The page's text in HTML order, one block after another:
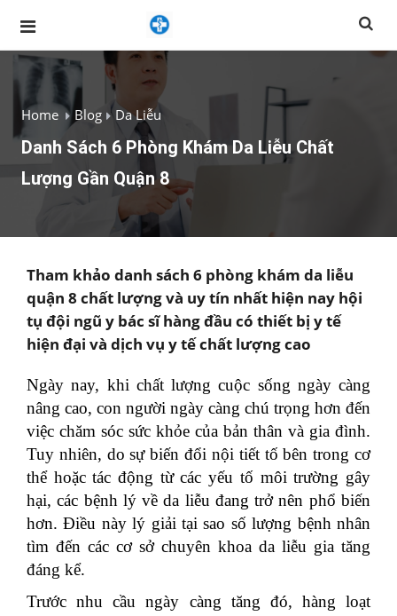
Home Blog Da Liễu
Danh Sách 6 Phòng Khám Da Liễu Chất
Lượng Gần Quận 8
Tham khảo danh sách 6 phòng khám da liễu
quận 8 chất lượng và uy tín nhất hiện nay hội
tụ đội ngũ y bác sĩ hàng đầu có thiết bị y tế
hiện đại và dịch vụ y tế chất lượng cao
Ngày nay, khi chất lượng cuộc sống ngày càng
nâng cao, con người ngày càng chú trọng hơn đến
việc chăm sóc sức khỏe của bản thân và gia đình.
Tuy nhiên, do sự biến đổi nội tiết tố bên trong cơ
thể hoặc tác động từ các yếu tố môi trường gây
hại, các bệnh lý về da liễu đang trở nên phổ biến
hơn. Điều này lý giải tại sao số lượng bệnh nhân
tìm đến các cơ sở chuyên khoa da liễu gia tăng
đáng kể.
Trước nhu cầu ngày càng tăng đó, hàng loạt